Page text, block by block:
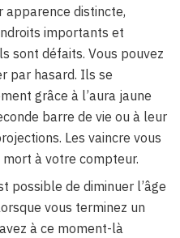
apparence distincte,
importants et
sont défaits. Vous pouvez
par hasard. Ils se
grâce à l’aura jaune
barre de vie ou à leur
Les vaincre vous
à votre compteur.
possible de diminuer l’âge
vous terminez un
à ce moment-là